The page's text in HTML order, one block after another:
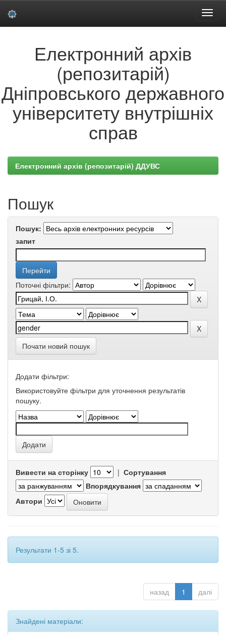
Електронний архів
(репозитарій)
Дніпровського державного
університету внутрішніх
справ
Електронний архів (репозитарій) ДДУВС
Пошук
Пошук:
запит
Поточні фільтри:
Почати новий пошук
Додати фільтри:
Використовуйте фільтри для уточнення результатів
пошуку.
Вивести на сторінку | Сортування
Впорядкування
Автори
Результати 1-5 зі 5.
назад 1 далі
Знайдені матеріали: